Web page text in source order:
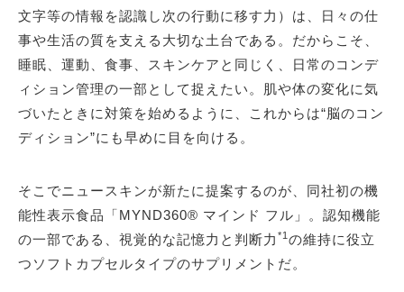
文字等の情報を認識し次の行動に移す力）は、日々の仕
事や生活の質を支える大切な土台である。だからこそ、
睡眠、運動、食事、スキンケアと同じく、日常のコンデ
ィション管理の一部として捉えたい。肌や体の変化に気
づいたときに対策を始めるように、これからは“脳のコン
ディション”にも早めに目を向ける。
そこでニュースキンが新たに提案するのが、同社初の機
能性表示食品「MYND360® マインド フル」。認知機能
の一部である、視覚的な記憶力と判断力 *1 の維持に役立
つソフトカプセルタイプのサプリメントだ。